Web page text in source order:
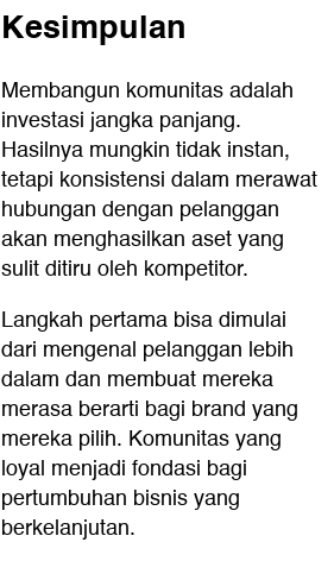
Kesimpulan
Membangun komunitas adalah
investasi jangka panjang.
Hasilnya mungkin tidak instan,
tetapi konsistensi dalam merawat
hubungan dengan pelanggan
akan menghasilkan aset yang
sulit ditiru oleh kompetitor.
Langkah pertama bisa dimulai
dari mengenal pelanggan lebih
dalam dan membuat mereka
merasa berarti bagi brand yang
mereka pilih. Komunitas yang
loyal menjadi fondasi bagi
pertumbuhan bisnis yang
berkelanjutan.